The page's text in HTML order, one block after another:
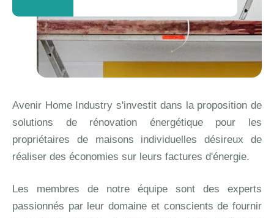
Avenir Home Industry s'investit dans la proposition de
solutions de rénovation énergétique pour les
propriétaires de maisons individuelles désireux de
réaliser des économies sur leurs factures d'énergie.
Les membres de notre équipe sont des experts
passionnés par leur domaine et conscients de fournir